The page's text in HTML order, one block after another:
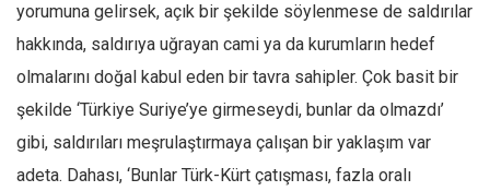
yorumuna gelirsek, açık bir şekilde söylenmese de saldırılar
hakkında, saldırıya uğrayan cami ya da kurumların hedef
olmalarını doğal kabul eden bir tavra sahipler. Çok basit bir
şekilde ‘Türkiye Suriye’ye girmeseydi, bunlar da olmazdı’
gibi, saldırıları meşrulaştırmaya çalışan bir yaklaşım var
adeta. Dahası, ‘Bunlar Türk-Kürt çatışması, fazla oralı